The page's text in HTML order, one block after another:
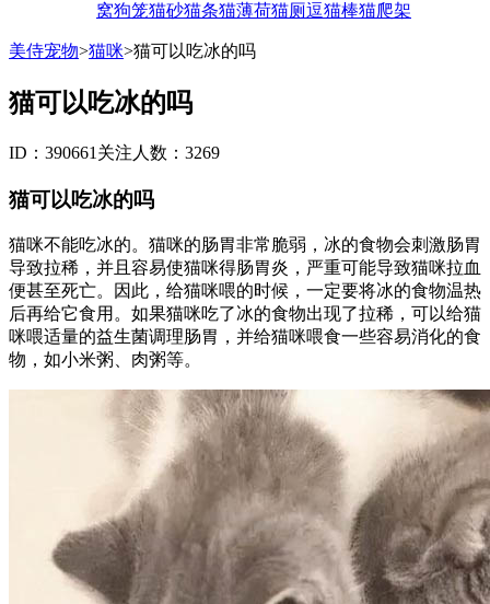
窝狗笼猫砂猫条猫薄荷猫厕逗猫棒猫爬架
美侍宠物>猫咪>猫可以吃冰的吗
猫可以吃冰的吗
ID：390661 关注人数：3269
猫可以吃冰的吗
猫咪不能吃冰的。猫咪的肠胃非常脆弱，冰的食物会刺激肠胃
导致拉稀，并且容易使猫咪得肠胃炎，严重可能导致猫咪拉血
便甚至死亡。因此，给猫咪喂的时候，一定要将冰的食物温热
后再给它食用。如果猫咪吃了冰的食物出现了拉稀，可以给猫
咪喂适量的益生菌调理肠胃，并给猫咪喂食一些容易消化的食
物，如小米粥、肉粥等。